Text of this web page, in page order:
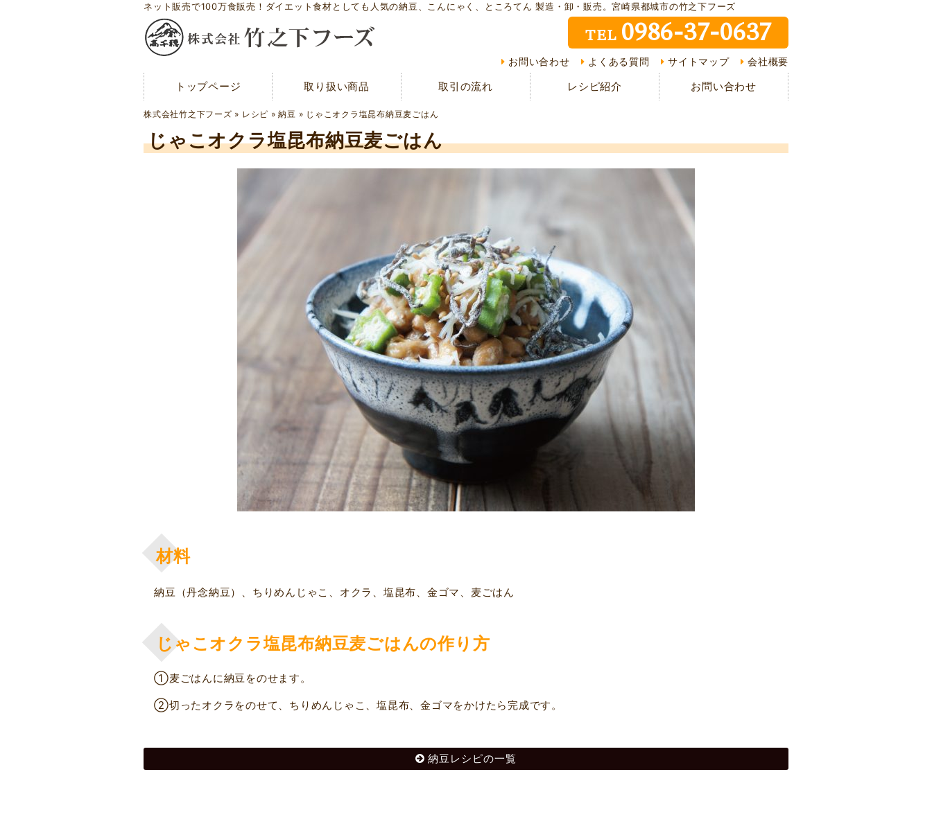
ネット販売で100万食販売！ダイエット食材としても人気の納豆、こんにゃく、ところてん 製造・卸・販売。宮崎県都城市の竹之下フーズ
TEL 0986-37-0637
お問い合わせ よくある質問 サイトマップ 会社概要
トップページ 取り扱い商品 取引の流れ レシピ紹介 お問い合わせ
株式会社竹之下フーズ » レシピ »納豆 » じゃこオクラ塩昆布納豆麦ごはん
じゃこオクラ塩昆布納豆麦ごはん
材料
納豆（丹念納豆）、ちりめんじゃこ、オクラ、塩昆布、金ゴマ、麦ごはん
じゃこオクラ塩昆布納豆麦ごはんの作り方
①麦ごはんに納豆をのせます。
②切ったオクラをのせて、ちりめんじゃこ、塩昆布、金ゴマをかけたら完成です。
納豆レシピの一覧
トップページ レシピ紹介
メディア紹介 CMギャラリー お客様の声
会社概要 現在の取り組み 取引の流れ
プライバシーポリシー